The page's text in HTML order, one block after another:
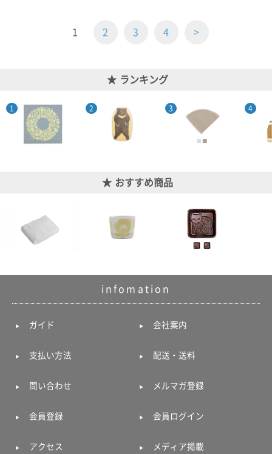
1 2 3 4 >
ランキング
おすすめ商品
infomation
ガイド 会社案内
支払い方法 配送・送料
問い合わせ メルマガ登録
会員登録 会員ログイン
アクセス メディア掲載